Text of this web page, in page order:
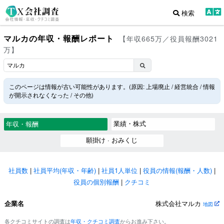
検索
マルカの年収・報酬レポート
【年収665万／役員報酬3021
万】
このページは情報が古い可能性があります。(原因: 上場廃止 / 経営統合 / 情報
が開示されなくなった / その他)
年収・報酬
業績・株式
願掛け · おみくじ
社員数 | 社員平均(年収・年齢) | 社員1人単位 | 役員の情報(報酬・人数) |
役員の個別報酬 | クチコミ
企業名 株式会社マルカ 地図
各クチコミサイトの調査は年収・クチコミ調査からお進み下さい。